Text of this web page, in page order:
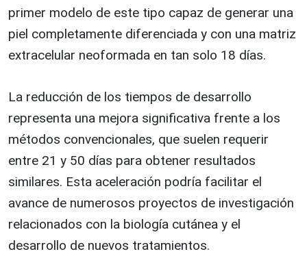
primer modelo de este tipo capaz de generar una
piel completamente diferenciada y con una matriz
extracelular neoformada en tan solo 18 días.
La reducción de los tiempos de desarrollo
representa una mejora significativa frente a los
métodos convencionales, que suelen requerir
entre 21 y 50 días para obtener resultados
similares. Esta aceleración podría facilitar el
avance de numerosos proyectos de investigación
relacionados con la biología cutánea y el
desarrollo de nuevos tratamientos.